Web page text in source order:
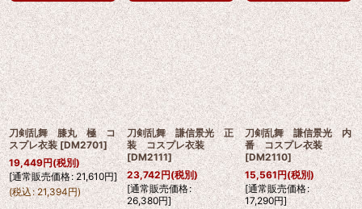
刀剣乱舞 膝丸 極 コ
スプレ衣装 [DM2701]
19,449円(税別)
[通常販売価格: 21,610円]
(税込: 21,394円)
刀剣乱舞 謙信景光 正
装 コスプレ衣装
[DM2111]
23,742円(税別)
[通常販売価格:
26,380円]
刀剣乱舞 謙信景光 内
番 コスプレ衣装
[DM2110]
15,561円(税別)
[通常販売価格:
17,290円]